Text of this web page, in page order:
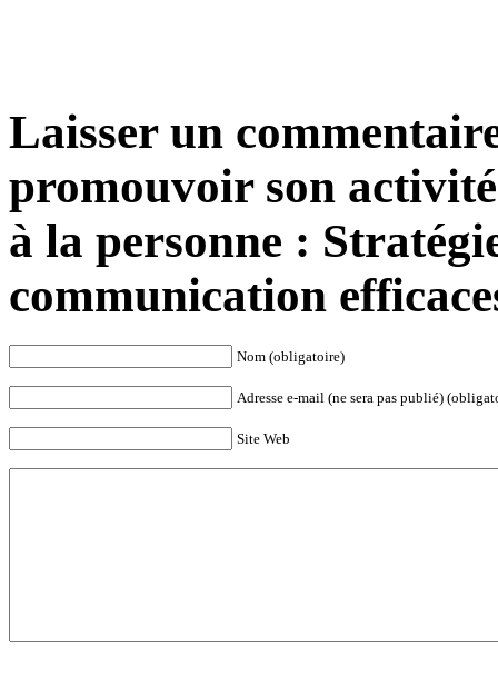
Laisser un
promouvoir son activité
à la personne :
communication
Nom (obligatoire)
Adresse e-mail (ne sera pas publié)
Site Web